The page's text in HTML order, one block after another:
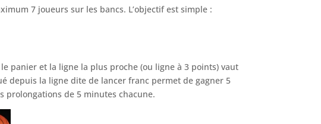
7 joueurs sur les bancs. L’objectif est simple :
panier et la ligne la plus proche (ou ligne à 3 points) vaut
depuis la ligne dite de lancer franc permet de gagner 5
prolongations de 5 minutes chacune.